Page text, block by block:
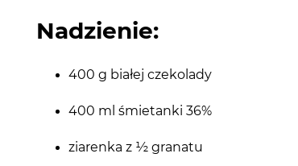
Nadzienie:
400 g białej czekolady
400 ml śmietanki 36%
ziarenka z ½ granatu